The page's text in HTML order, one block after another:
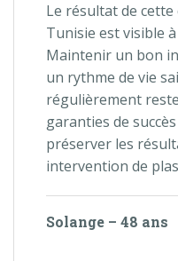
Le résultat de
Tunisie est visible
Maintenir un bon
un rythme de vie
régulièrement
garanties de
préserver les
intervention de
Solange – 48 ans